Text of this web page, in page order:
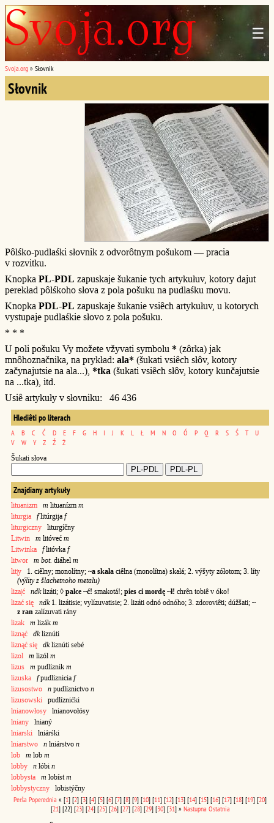
☰
Svoja.org » Słovnik
Słovnik
Pôlśko-pudlaśki słovnik z odvorôtnym pošukom — pracia
v rozvitku.
Knopka PL-PDL zapuskaje šukanie tych artykułuv, kotory dajut
perekład pôlśkoho słova z pola pošuku na pudlaśku movu.
Knopka PDL-PL zapuskaje šukanie vsiêch artykułuv, u kotorych
vystupaje pudlaśkie słovo z pola pošuku.
* * *
U poli pošuku Vy možete vžyvati symbolu * (zôrka) jak
mnôhoznačnika, na prykład: ala* (šukati vsiêch słôv, kotory
začynajutsie na ala...), *tka (šukati vsiêch słôv, kotory kunčajutsie
na ...tka), itd.
Usiê artykuły v słovniku: 46 436
Hlediêti po literach
A B C Ć D E F G H I J K L Ł M N O Ó P Q R S Ś T
U
V
W Y Z Ź Ż
Šukati słova
Znajdiany artykuły
lituanizm m lituanízm m
liturgia
flitúrgija f
liturgiczny liturgíčny
Litwin
m litóveć m
Litwinka
flitóvka f
litwor
m bot. diáhel m
lit|y 1. ciêlny; monolítny; ~a skała ciêlna (monolítna) skałá; 2. výšyty zółotom; 3. líty
(výlity z šlachetnoho metalu)
liza|ć
ndklizáti; ◊ palce ~ć! smakotá!; pies ci mordę ~ł! chrên tobiê v óko!
lizać się
ndk1. lizátisie; vylízuvatisie; 2. lizáti odnó odnóho; 3. zdoroviêti; dúžšati; ~
z ran zalízuvati rány
lizak
m lizák m
liznąć
dkliznúti
liznąć się
dkliznúti sebé
lizol
m lizól m
lizus
m pudlíznik m
lizuska
fpudlíznicia f
lizusostwo
n pudlíznictvo n
lizusowski pudlíznićki
lnianowłosy lnianovołósy
lniany lnianý
lniarski lniárśki
lniarstwo
n lniárstvo n
lob
m lob m
lobby
n lóbi n
lobbysta
m lobíst m
lobbystyczny lobistýčny
Perša Poperednia « [1] [2] [3] [4] [5] [6] [7] [8] [9] [10] [11] [12] [13] [14] [15] [16] [17] [18] [19] [20]
[21] [22] [23] [24] [25] [26] [27] [28] [29] [30] [31]» Nastupna Ostatnia